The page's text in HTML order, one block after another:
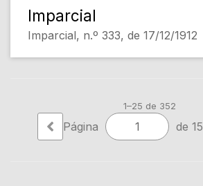
Imparcial
Imparcial, n.º 333, de 17/12/1912
1–25 de 352
Página de 15